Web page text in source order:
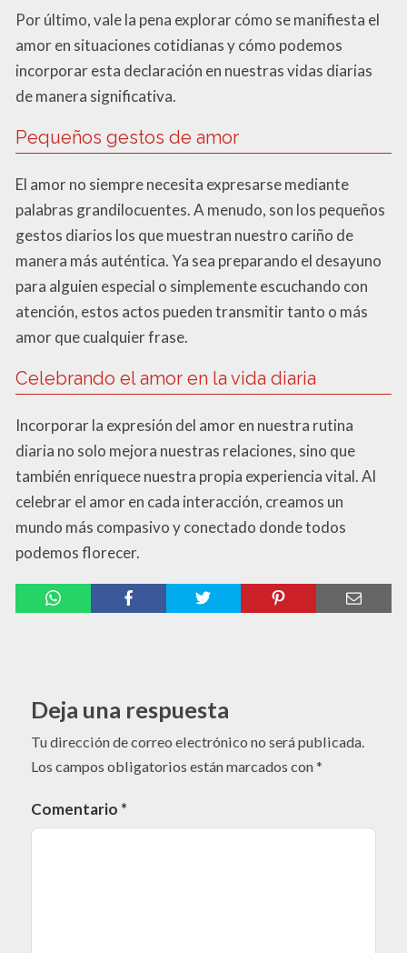
Por último, vale la pena explorar cómo se manifiesta el
amor en situaciones cotidianas y cómo podemos
incorporar esta declaración en nuestras vidas diarias
de manera significativa.
Pequeños gestos de amor
El amor no siempre necesita expresarse mediante
palabras grandilocuentes. A menudo, son los pequeños
gestos diarios los que muestran nuestro cariño de
manera más auténtica. Ya sea preparando el desayuno
para alguien especial o simplemente escuchando con
atención, estos actos pueden transmitir tanto o más
amor que cualquier frase.
Celebrando el amor en la vida diaria
Incorporar la expresión del amor en nuestra rutina
diaria no solo mejora nuestras relaciones, sino que
también enriquece nuestra propia experiencia vital. Al
celebrar el amor en cada interacción, creamos un
mundo más compasivo y conectado donde todos
podemos florecer.
Deja una respuesta
Tu dirección de correo electrónico no será publicada.
Los campos obligatorios están marcados con*
Comentario *